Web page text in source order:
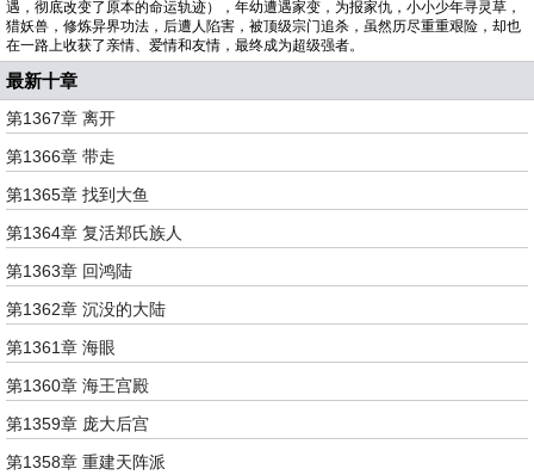
遇，彻底改变了原本的命运轨迹），年幼遭遇家变，为报家仇，小小少年寻灵草，
猎妖兽，修炼异界功法，后遭人陷害，被顶级宗门追杀，虽然历尽重重艰险，却也
在一路上收获了亲情、爱情和友情，最终成为超级强者。
最新十章
第1367章 离开
第1366章 带走
第1365章 找到大鱼
第1364章 复活郑氏族人
第1363章 回鸿陆
第1362章 沉没的大陆
第1361章 海眼
第1360章 海王宫殿
第1359章 庞大后宫
第1358章 重建天阵派